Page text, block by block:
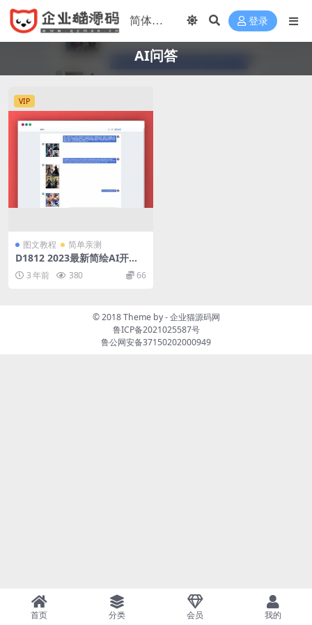
登录
AI问答
VIP
图文教程 简单亲测
D1812 2023最新简绘AI开源
版支持MJ绘画，AI问答
3 年前 380 66
© 2018 Theme by -企业猫源码网
鲁ICP备2021025587号
鲁公网安备37150202000949
首页 分类 会员 我的